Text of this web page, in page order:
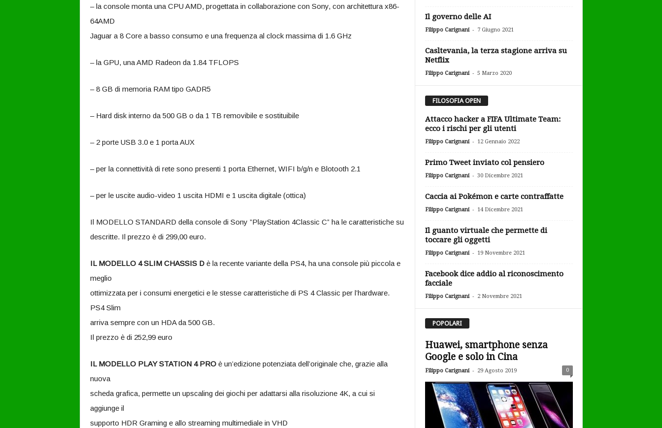
– la console monta una CPU AMD, progettata in collaborazione con Sony, con architettura x86-
64AMD
Jaguar a 8 Core a basso consumo e una frequenza al clock massima di 1.6 GHz
– la GPU, una AMD Radeon da 1.84 TFLOPS
– 8 GB di memoria RAM tipo GADR5
– Hard disk interno da 500 GB o da 1 TB removibile e sostituibile
– 2 porte USB 3.0 e 1 porta AUX
– per la connettività di rete sono presenti 1 porta Ethernet, WIFI b/g/n e Blotooth 2.1
– per le uscite audio-video 1 uscita HDMI e 1 uscita digitale (ottica)
Il MODELLO STANDARD della console di Sony ”PlayStation 4Classic C” ha le caratteristiche su
descritte. Il prezzo è di 299,00 euro.
IL MODELLO 4 SLIM CHASSIS Dè la recente variante della PS4, ha una console più piccola e
meglio
ottimizzata per i consumi energetici e le stesse caratteristiche di PS 4 Classic per l’hardware.
PS4 Slim
arriva sempre con un HDA da 500 GB.
Il prezzo è di 252,99 euro
IL MODELLO PLAY STATION 4 PROè un’edizione potenziata dell’originale che, grazie alla
nuova
scheda grafica, permette un upscaling dei giochi per adattarsi alla risoluzione 4K, a cui si
aggiunge il
supporto HDR Graming e allo streaming multimediale in VHD
Il governo delle AI
Filippo Carignani - 7 Giugno 2021
Casltevania, la terza stagione arriva su
Netflix
Filippo Carignani - 5 Marzo 2020
FILOSOFIA OPEN
Attacco hacker a FIFA Ultimate Team:
ecco i rischi per gli utenti
Filippo Carignani - 12 Gennaio 2022
Primo Tweet inviato col pensiero
Filippo Carignani - 30 Dicembre 2021
Caccia ai Pokémon e carte contraffatte
Filippo Carignani - 14 Dicembre 2021
Il guanto virtuale che permette di
toccare gli oggetti
Filippo Carignani - 19 Novembre 2021
Facebook dice addio al riconoscimento
facciale
Filippo Carignani - 2 Novembre 2021
POPOLARI
Huawei, smartphone senza
Google e solo in Cina
Filippo Carignani - 29 Agosto 2019 0